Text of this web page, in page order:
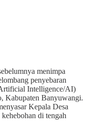
menimpa
penyebaran
Intelligence/AI)
Kabupaten Banyuwangi.
Kepala Desa
di tengah